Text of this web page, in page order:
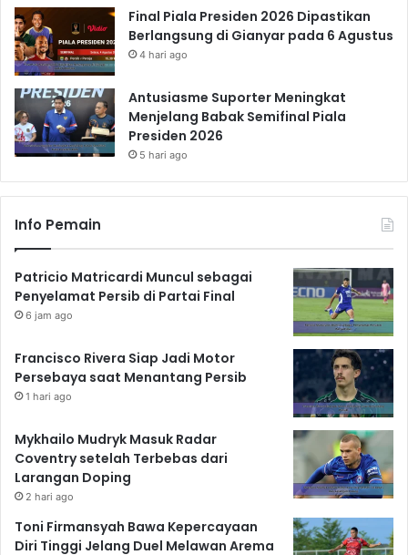
Final Piala Presiden 2026 Dipastikan
Berlangsung di Gianyar pada 6 Agustus
4 hari ago
Antusiasme Suporter Meningkat
Menjelang Babak Semifinal Piala
Presiden 2026
5 hari ago
Info Pemain
Patricio Matricardi Muncul sebagai
Penyelamat Persib di Partai Final
6 jam ago
Francisco Rivera Siap Jadi Motor
Persebaya saat Menantang Persib
1 hari ago
Mykhailo Mudryk Masuk Radar
Coventry setelah Terbebas dari
Larangan Doping
2 hari ago
Toni Firmansyah Bawa Kepercayaan
Diri Tinggi Jelang Duel Melawan Arema